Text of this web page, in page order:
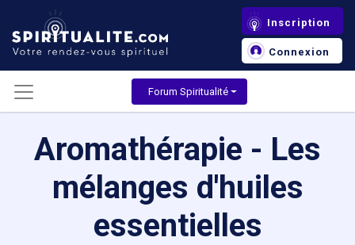
Inscription
Connexion
Forum Spiritualité
Aromathérapie - Les
mélanges d'huiles
essentielles